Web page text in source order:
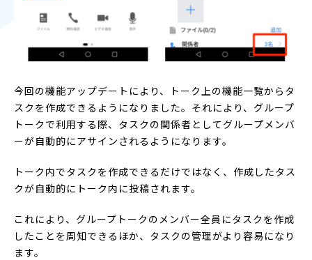
今回の機能アップデートにより、トーク上の機能一覧からタ
スクを作成できるようになりました。それにより、グループ
トークで利用する際、タスクの関係者としてグループメンバ
ーが自動的にアサインされるようになります。
トーク内でタスクを作成できるだけではなく、作成したタス
クが自動的にトーク内に投稿されます。
これにより、グループトークのメンバー全員にタスクを作成
したことを周知できるほか、タスクの管理がより容易になり
ます。